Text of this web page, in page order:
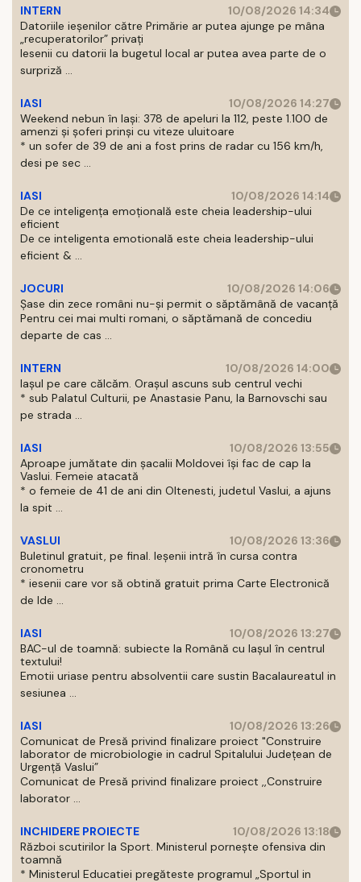
INTERN
10/08/2026 14:34
Datoriile ieșenilor către Primărie ar putea ajunge pe mâna
„recuperatorilor” privați
Iesenii cu datorii la bugetul local ar putea avea parte de o
surpriză ...
IASI
10/08/2026 14:27
Weekend nebun în Iași: 378 de apeluri la 112, peste 1.100 de
amenzi și șoferi prinși cu viteze uluitoare
* un sofer de 39 de ani a fost prins de radar cu 156 km/h,
desi pe sec ...
IASI
10/08/2026 14:14
De ce inteligența emoțională este cheia leadership-ului
eficient
De ce inteligenta emotională este cheia leadership-ului
eficient & ...
JOCURI
10/08/2026 14:06
Șase din zece români nu-și permit o săptămână de vacanță
Pentru cei mai multi romani, o săptămană de concediu
departe de cas ...
INTERN
10/08/2026 14:00
Iașul pe care călcăm. Orașul ascuns sub centrul vechi
* sub Palatul Culturii, pe Anastasie Panu, la Barnovschi sau
pe strada ...
IASI
10/08/2026 13:55
Aproape jumătate din șacalii Moldovei își fac de cap la
Vaslui. Femeie atacată
* o femeie de 41 de ani din Oltenesti, judetul Vaslui, a ajuns
la spit ...
VASLUI
10/08/2026 13:36
Buletinul gratuit, pe final. Ieșenii intră în cursa contra
cronometru
* iesenii care vor să obtină gratuit prima Carte Electronică
de Ide ...
IASI
10/08/2026 13:27
BAC-ul de toamnă: subiecte la Română cu Iașul în centrul
textului!
Emotii uriase pentru absolventii care sustin Bacalaureatul in
sesiunea ...
IASI
10/08/2026 13:26
Comunicat de Presă privind finalizare proiect "Construire
laborator de microbiologie in cadrul Spitalului Județean de
Urgență Vaslui”
Comunicat de Presă privind finalizare proiect ,,Construire
laborator ...
INCHIDERE PROIECTE
10/08/2026 13:18
Război scutirilor la Sport. Ministerul pornește ofensiva din
toamnă
* Ministerul Educatiei pregăteste programul „Sportul in